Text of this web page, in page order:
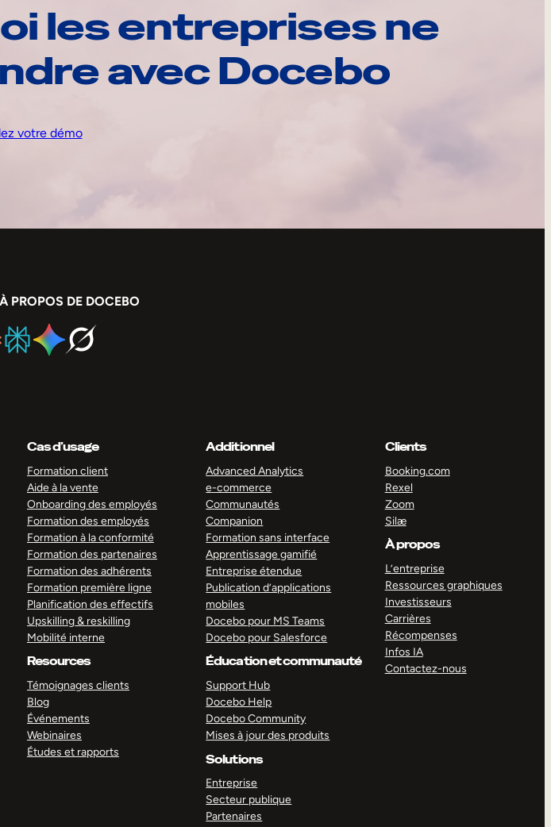
les entreprises ne
avec Docebo
votre démo
PROPOS DE DOCEBO
Cas d’usage
Formation client
Aide à la vente
Onboarding des employés
Formation des employés
Formation à la conformité
Formation des partenaires
Formation des adhérents
Formation première ligne
Planification des effectifs
Upskilling & reskilling
Mobilité interne
Resources
Témoignages clients
Blog
Événements
Webinaires
Études et rapports
Additionnel
Advanced Analytics
e-commerce
Communautés
Companion
Formation sans interface
Apprentissage gamifié
Entreprise étendue
Publication d’applications
mobiles
Docebo pour MS Teams
Docebo pour Salesforce
Éducation et communauté
Support Hub
Docebo Help
Docebo Community
Mises à jour des produits
Solutions
Entreprise
Secteur publique
Partenaires
Clients
Booking.com
Rexel
Zoom
Silæ
À propos
L’entreprise
Ressources graphiques
Investisseurs
Carrières
Récompenses
Infos IA
Contactez-nous